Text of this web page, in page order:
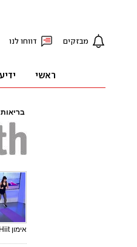
בריאות
אימון Hiit לנשים